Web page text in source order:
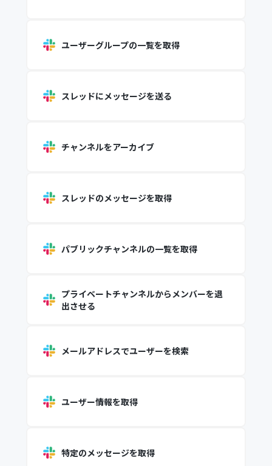
ユーザーグループの一覧を取得
スレッドにメッセージを送る
チャンネルをアーカイブ
スレッドのメッセージを取得
パブリックチャンネルの一覧を取得
プライベートチャンネルからメンバーを退
出させる
メールアドレスでユーザーを検索
ユーザー情報を取得
特定のメッセージを取得